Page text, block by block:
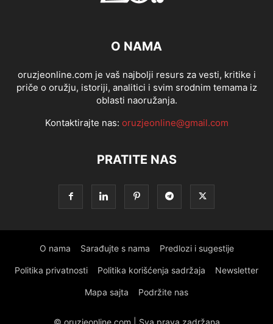
O NAMA
oruzjeonline.com je vaš najbolji resurs za vesti, kritike i
priče o oružju, istoriji, analitici i svim srodnim temama iz
oblasti naoružanja.
Kontaktirajte nas: oruzjeonline@gmail.com
PRATITE NAS
O nama Sarađujte s nama Predlozi i sugestije
Politika privatnosti Politika korišćenja sadržaja Newsletter
Mapa sajta Podržite nas
© oruzjeonline.com | Sva prava zadržana